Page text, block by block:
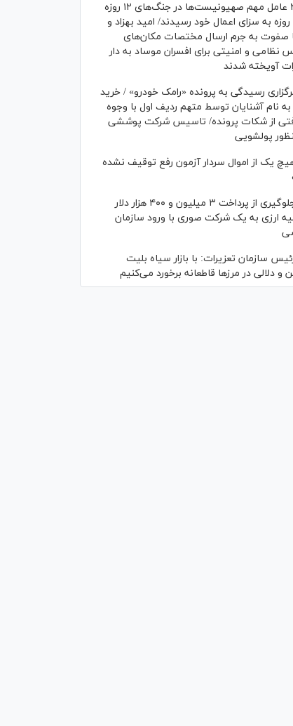
۲ عامل مهم صهیونیست‌ها در جنگ‌های ۱۲ روزه
و ۴۰ روزه به سزای اعمال خود رسیدند/ امید بهزاد و
صفوت به جرم ارسال مختصات مکان‌های
نظامی و امنیتی برای افسران موساد به دار
آویخته شدند
رسیدگی به پرونده «رامک خودرو» / خرید
نام آشنایان توسط متهم ردیف اول با وجوه
از شکات پرونده/ تاسیس شرکت پوششی
پولشویی
یک از اموال سردار آزمون رفع توقیف نشده
جلوگیری از پرداخت ۳ میلیون و ۴۰۰ هزار دلار
ارزی به یک شرکت صوری با ورود سازمان
سازمان تعزیرات: با بازار سیاه بلیت
و دلالی در مرز‌ها قاطعانه برخورد می‌کنیم